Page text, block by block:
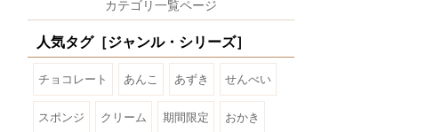
カテゴリ一覧ページ
人気タグ［ジャンル・シリーズ］
チョコレート あんこ あずき せんべい
スポンジ クリーム 期間限定 おかき